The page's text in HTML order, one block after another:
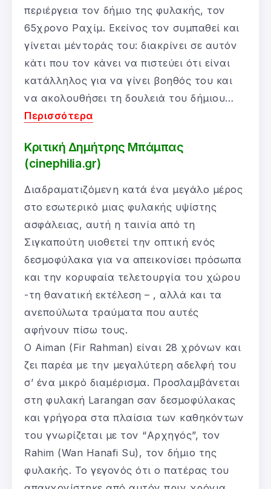
περιέργεια τον δήμιο της φυλακής, τον
65χρονο Ραχίμ. Εκείνος τον συμπαθεί και
γίνεται μέντοράς του: διακρίνει σε αυτόν
κάτι που τον κάνει να πιστεύει ότι είναι
κατάλληλος για να γίνει βοηθός του και
να ακολουθήσει τη δουλειά του δήμιου…
Περισσότερα
Κριτική Δημήτρης Μπάμπας
(cinephilia.gr)
Διαδραματιζόμενη κατά ένα μεγάλο μέρος
στο εσωτερικό μιας φυλακής υψίστης
ασφάλειας, αυτή η ταινία από τη
Σιγκαπούτη υιοθετεί την οπτική ενός
δεσμοφύλακα για να απεικονίσει πρόσωπα
και την κορυφαία τελετουργία του χώρου
-τη θανατική εκτέλεση – , αλλά και τα
ανεπούλωτα τραύματα που αυτές
αφήνουν πίσω τους.
Ο Aiman (Fir Rahman) είναι 28 χρόνων και
ζει παρέα με την μεγαλύτερη αδελφή του
σ’ ένα μικρό διαμέρισμα. Προσλαμβάνεται
στη φυλακή Larangan σαν δεσμοφύλακας
και γρήγορα στα πλαίσια των καθηκόντων
του γνωρίζεται με τον “Αρχηγός”, τον
Rahim (Wan Hanafi Su), τον δήμιο της
φυλακής. Το γεγονός ότι ο πατέρας του